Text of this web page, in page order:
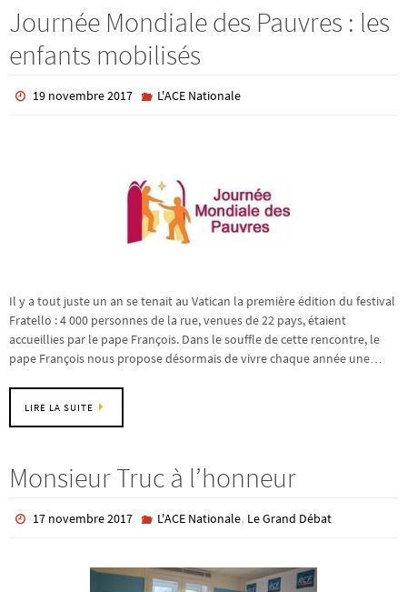
Journée Mondiale des Pauvres : les
enfants mobilisés
19 novembre 2017 L'ACE Nationale
Il y a tout juste un an se tenait au Vatican la première édition du festival
Fratello : 4 000 personnes de la rue, venues de 22 pays, étaient
accueillies par le pape François. Dans le souffle de cette rencontre, le
pape François nous propose désormais de vivre chaque année une…
LIRE LA SUITE
Monsieur Truc à l’honneur
17 novembre 2017 L'ACE Nationale, Le Grand Débat